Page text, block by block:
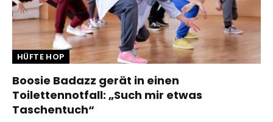
HÜFTE HOP
Boosie Badazz gerät in einen
Toilettennotfall: „Such mir etwas
Taschentuch“